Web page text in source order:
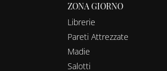
ZONA GIORNO
Librerie
Pareti Attrezzate
Madie
Salotti